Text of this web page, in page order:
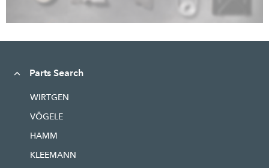
Parts Search
WIRTGEN
VÖGELE
HAMM
KLEEMANN